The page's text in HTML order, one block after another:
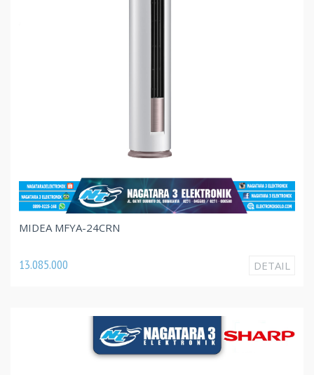
MIDEA MFYA-24CRN
13.085.000 DETAIL